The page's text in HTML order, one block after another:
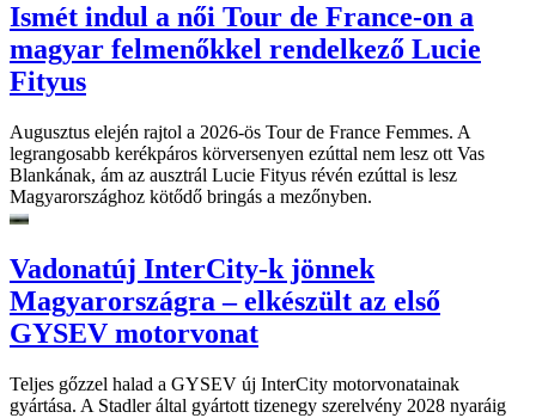
Ismét indul a női Tour de France-on a
magyar felmenőkkel rendelkező Lucie
Fityus
Augusztus elején rajtol a 2026-ös Tour de France Femmes. A
legrangosabb kerékpáros körversenyen ezúttal nem lesz ott Vas
Blankának, ám az ausztrál Lucie Fityus révén ezúttal is lesz
Magyarországhoz kötődő bringás a mezőnyben.
Vadonatúj InterCity-k jönnek
Magyarországra – elkészült az első
GYSEV motorvonat
Teljes gőzzel halad a GYSEV új InterCity motorvonatainak
gyártása. A Stadler által gyártott tizenegy szerelvény 2028 nyaráig